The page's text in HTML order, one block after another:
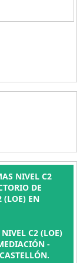
NIVEL C2
DE
(LOE) EN
C2 (LOE)
-